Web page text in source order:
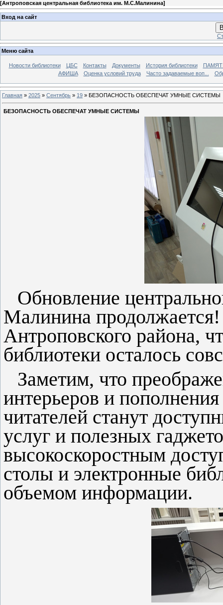
[Антроповская центральная библиотека им. М.С.Малинина]
Вход на сайт
Меню сайта
Новости библиотеки ЦБС Контакты Документы История библиотеки
АФИША
Оценка условий труда Часто задаваемые воп...
Главная » 2025 » Сентябрь » 19 » БЕЗОПАСНОСТЬ ОБЕСПЕЧАТ УМНЫЕ СИСТЕМЫ
БЕЗОПАСНОСТЬ ОБЕСПЕЧАТ УМНЫЕ СИСТЕМЫ
Обновление
Малинина
Антроповского района,
библиотеки осталось
Заметим, что
интерьеров и
читателей станут
услуг и полезных
высокоскоростным
столы и электронные
объемом информации.